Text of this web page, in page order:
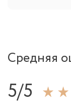
Средняя
5/5